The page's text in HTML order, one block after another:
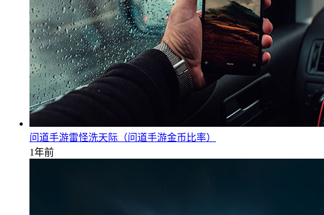
问道手游雷怪洗天际（问道手游金币比率）
1年前